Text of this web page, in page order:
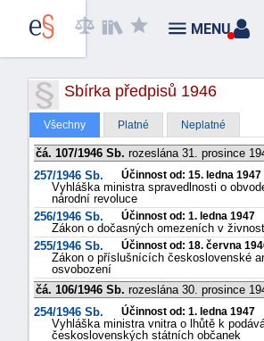
Sbírka předpisů 1946
Všechny Platné Neplatné
čá. 107/1946 Sb. rozeslána 31. prosince
257/1946 Sb.
Účinnost od: 15. ledna
Vyhláška ministra spravedlnosti o
národní revoluce
256/1946 Sb.
Účinnost od: 1. ledna 1947
Zákon o dočasných omezeních v
255/1946 Sb.
Účinnost od: 18. června
Zákon o příslušnících československé
osvobození
čá. 106/1946 Sb. rozeslána 30. prosince
254/1946 Sb.
Účinnost od: 1. ledna 1947
Vyhláška ministra vnitra o lhůtě k
československých státních občanek
MENU